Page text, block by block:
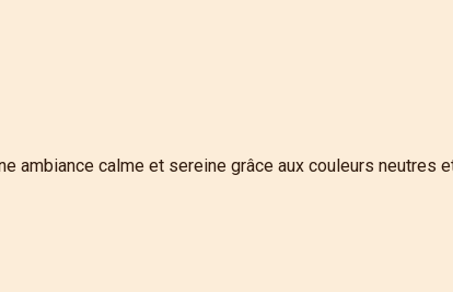
ambiance calme et sereine grâce aux couleurs neutres